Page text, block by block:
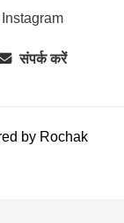
Instagram
संपर्क करें
by Rochak